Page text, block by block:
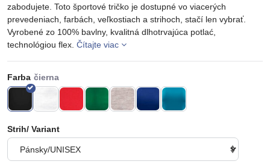
zabodujete. Toto športové tričko je dostupné vo viacerých
prevedeniach, farbách, veľkostiach a strihoch, stačí len vybrať.
Vyrobené zo 100% bavlny, kvalitná dlhotrvajúca potlać,
technológiou flex. Čítajte viac
Farba
Strih/ Variant